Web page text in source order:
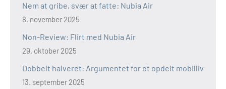
Nem at gribe, svær at fatte: Nubia Air
8. november 2025
Non-Review: Flirt med Nubia Air
29. oktober 2025
Dobbelt halveret: Argumentet for et opdelt mobilliv
13. september 2025